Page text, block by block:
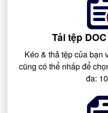
Tải tệp
Kéo & thả tệp của bạn
cũng có thể nhấp để
đa: